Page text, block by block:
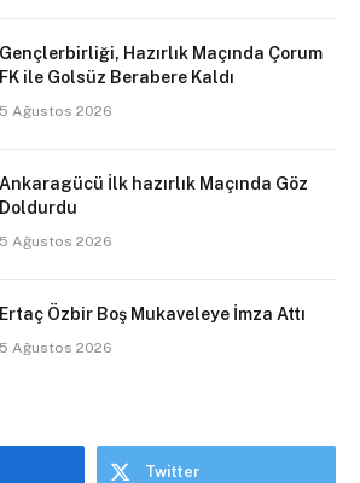
Gençlerbirliği, Hazırlık Maçında Çorum
FK ile Golsüz Berabere Kaldı
5 Ağustos 2026
Ankaragücü İlk hazırlık Maçında Göz
Doldurdu
5 Ağustos 2026
Ertaç Özbir Boş Mukaveleye İmza Attı
5 Ağustos 2026
Twitter